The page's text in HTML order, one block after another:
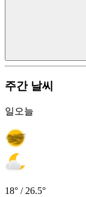
주간 날씨
일 오늘
18° / 26.5°